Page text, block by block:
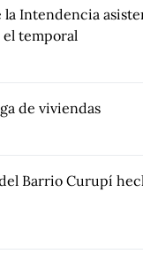
Intendencia
temporal
de viviendas
Barrio Curupí